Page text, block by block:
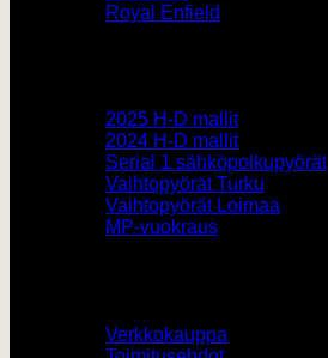
Royal Enfield
2025 H-D mallit
2024 H-D mallit
Serial 1 sähköpolkupyörät
Vaihtopyörät Turku
Vaihtopyörät Loimaa
MP-vuokraus
Verkkokauppa